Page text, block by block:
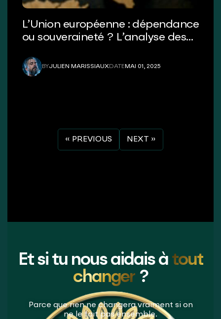
L’Union européenne : dépendance
ou souveraineté ? L’analyse des
BYJULIEN MARISSIAUXDATE MAI 01, 2025
« PREVIOUS NEXT »
Et si tu nous aidais à tout
changer ?
Parce que rien ne changera vraiment si on
ne le fait pas ensemble.